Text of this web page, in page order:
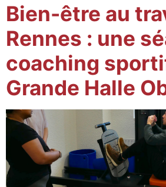
Bien-être au
Rennes : une
coaching
Grande Halle